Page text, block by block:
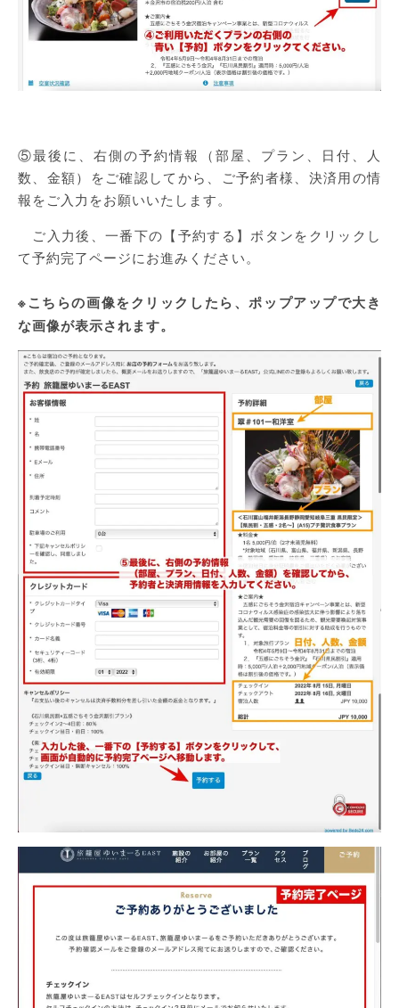
⑤最後に、右側の予約情報（部屋、プラン、日付、人
数、金額）をご確認してから、ご予約者様、決済用の情
報をご入力をお願いいたします。
ご入力後、一番下の【予約する】ボタンをクリックし
て予約完了ページにお進みください。
※こちらの画像をクリックしたら、ポップアップで大き
な画像が表示されます。